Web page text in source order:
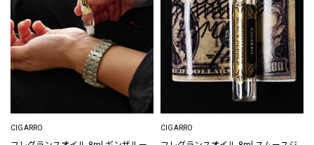
CIGARRO CIGARRO